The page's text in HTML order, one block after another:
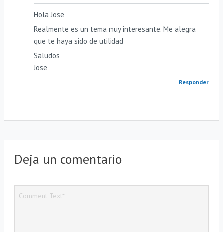
Hola Jose
Realmente es un tema muy interesante. Me alegra
que te haya sido de utilidad
Saludos
Jose
Responder
Deja un comentario